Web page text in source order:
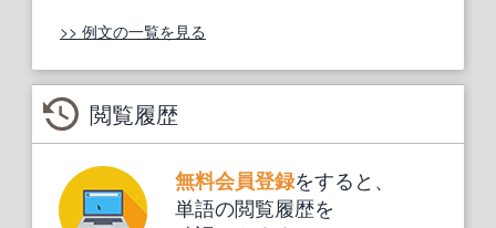
>> 例文の一覧を見る
閲覧履歴
無料会員登録をすると、
単語の閲覧履歴を